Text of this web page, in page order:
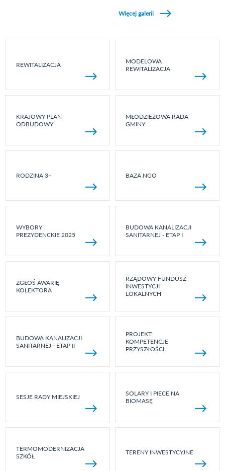
Więcej galerii
REWITALIZACJA
MODELOWA
REWITALIZACJA
KRAJOWY PLAN
ODBUDOWY
MŁODZIEŻOWA RADA
GMINY
RODZINA 3+ BAZA NGO
WYBORY
PREZYDENCKIE 2025
BUDOWA KANALIZACJI
SANITARNEJ - ETAP I
ZGŁOŚ AWARIĘ
KOLEKTORA
RZĄDOWY FUNDUSZ
INWESTYCJI
LOKALNYCH
BUDOWA KANALIZACJI
SANITARNEJ - ETAP II
PROJEKT:
KOMPETENCJE
PRZYSZŁOŚCI
SESJE RADY MIEJSKIEJ
SOLARY I PIECE NA
BIOMASĘ
TERMOMODERNIZACJA
SZKÓŁ
TERENY INWESTYCYJNE